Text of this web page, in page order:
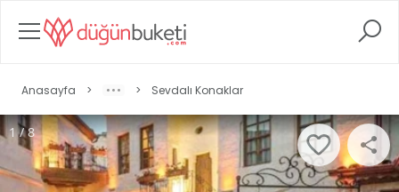
Anasayfa > > Sevdalı Konaklar
1 / 8